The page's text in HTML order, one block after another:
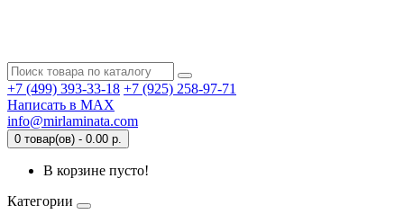
+7 (499) 393-33-18 +7 (925) 258-97-71
Написать в MAX
info@mirlaminata.com
0 товар(ов) - 0.00 р.
В корзине пусто!
Категории